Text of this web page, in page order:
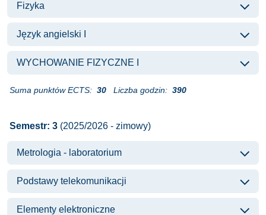
Fizyka
Język angielski I
WYCHOWANIE FIZYCZNE I
Suma punktów ECTS: 30 Liczba godzin: 390
Semestr: 3 (2025/2026 - zimowy)
Metrologia - laboratorium
Podstawy telekomunikacji
Elementy elektroniczne